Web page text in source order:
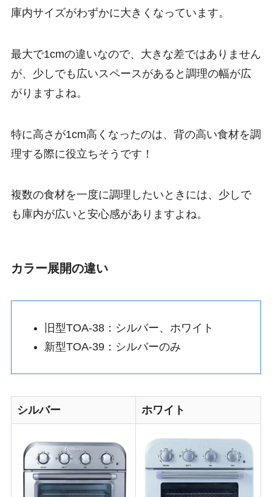
庫内サイズがわずかに大きくなっています。
最大で1cmの違いなので、大きな差ではありません
が、少しでも広いスペースがあると調理の幅が広
がりますよね。
特に高さが1cm高くなったのは、背の高い食材を調
理する際に役立ちそうです！
複数の食材を一度に調理したいときには、少しで
も庫内が広いと安心感がありますよね。
カラー展開の違い
旧型TOA-38：シルバー、ホワイト
新型TOA-39：シルバーのみ
シルバー ホワイト